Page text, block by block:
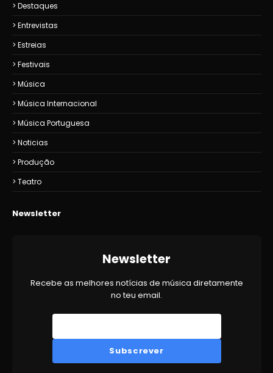
Destaques
Entrevistas
Estreias
Festivais
Música
Música Internacional
Música Portuguesa
Noticias
Produção
Teatro
Newsletter
Newsletter
Recebe as melhores notícias de música diretamente
no teu email.
Subscrever